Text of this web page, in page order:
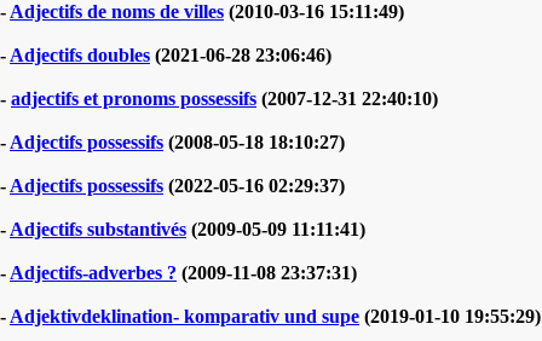
- Adjectifs de noms de villes (2010-03-16 15:11:49)
- Adjectifs doubles (2021-06-28 23:06:46)
- adjectifs et pronoms possessifs (2007-12-31 22:40:10)
- Adjectifs possessifs (2008-05-18 18:10:27)
- Adjectifs possessifs (2022-05-16 02:29:37)
- Adjectifs substantivés (2009-05-09 11:11:41)
- Adjectifs-adverbes ? (2009-11-08 23:37:31)
- Adjektivdeklination- komparativ und supe (2019-01-10 19:55:29)